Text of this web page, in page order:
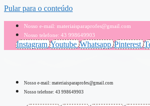
Pular para o conteúdo
Nosso e-mail: materiaisparaprofes@gmail.com
Nosso telefone: 43 998649903
Instagram Youtube Whatsapp Pinterest
Nosso e-mail: materiaisparaprofes@gmail.com
Nosso telefone: 43 998649903